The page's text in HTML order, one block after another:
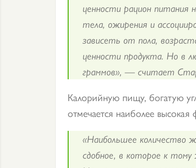
ценности рацион питания
тела, ожирения и
зависеть от пола,
ценности продукта. Но в
граммов», — считает
Калорийную пищу, богатую
отмечается наиболее
«Наибольшее
сдобное, в которое к тому